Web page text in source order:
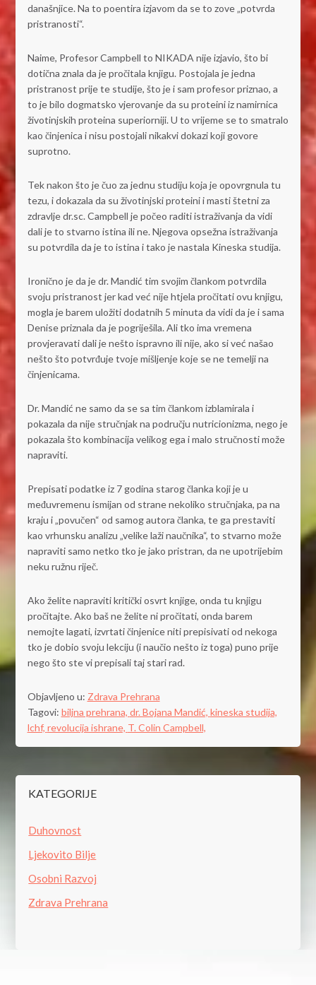
današnjice. Na to poentira izjavom da se to zove „potvrda
pristranosti“.
Naime, Profesor Campbell to NIKADA nije izjavio, što bi
dotična znala da je pročitala knjigu. Postojala je jedna
pristranost prije te studije, što je i sam profesor priznao, a
to je bilo dogmatsko vjerovanje da su proteini iz namirnica
životinjskih proteina superiorniji. U to vrijeme se to smatralo
kao činjenica i nisu postojali nikakvi dokazi koji govore
suprotno.
Tek nakon što je čuo za jednu studiju koja je opovrgnula tu
tezu, i dokazala da su životinjski proteini i masti štetni za
zdravlje dr.sc. Campbell je počeo raditi istraživanja da vidi
dali je to stvarno istina ili ne. Njegova opsežna istraživanja
su potvrdila da je to istina i tako je nastala Kineska studija.
Ironično je da je dr. Mandić tim svojim člankom potvrdila
svoju pristranost jer kad već nije htjela pročitati ovu knjigu,
mogla je barem uložiti dodatnih 5 minuta da vidi da je i sama
Denise priznala da je pogriješila. Ali tko ima vremena
provjeravati dali je nešto ispravno ili nije, ako si već našao
nešto što potvrđuje tvoje mišljenje koje se ne temelji na
činjenicama.
Dr. Mandić ne samo da se sa tim člankom izblamirala i
pokazala da nije stručnjak na području nutricionizma, nego je
pokazala što kombinacija velikog ega i malo stručnosti može
napraviti.
Prepisati podatke iz 7 godina starog članka koji je u
međuvremenu ismijan od strane nekoliko stručnjaka, pa na
kraju i „povučen“ od samog autora članka, te ga prestaviti
kao vrhunsku analizu „velike laži naučnika“, to stvarno može
napraviti samo netko tko je jako pristran, da ne upotrijebim
neku ružnu riječ.
Ako želite napraviti kritički osvrt knjige, onda tu knjigu
pročitajte. Ako baš ne želite ni pročitati, onda barem
nemojte lagati, izvrtati činjenice niti prepisivati od nekoga
tko je dobio svoju lekciju (i naučio nešto iz toga) puno prije
nego što ste vi prepisali taj stari rad.
Objavljeno u: Zdrava Prehrana
Tagovi: biljna prehrana, dr. Bojana Mandić, kineska studija,
lchf, revolucija ishrane, T. Colin Campbell,
KATEGORIJE
Duhovnost
Ljekovito Bilje
Osobni Razvoj
Zdrava Prehrana